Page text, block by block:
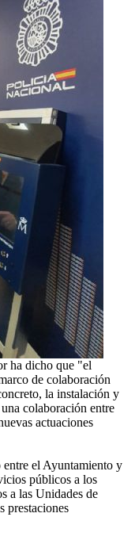
ha dicho que "el
de colaboración
la instalación y
colaboración entre
actuaciones
el Ayuntamiento y
públicos a los
a las Unidades de
prestaciones